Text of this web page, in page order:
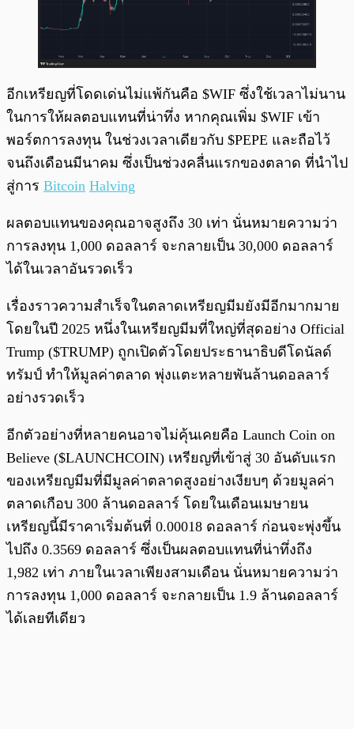
อีกเหรียญที่โดดเด่นไม่แพ้กันคือ $WIF ซึ่งใช้เวลาไม่นาน
ในการให้ผลตอบแทนที่น่าทึ่ง หากคุณเพิ่ม $WIF เข้า
พอร์ตการลงทุน ในช่วงเวลาเดียวกับ $PEPE และถือไว้
จนถึงเดือนมีนาคม ซึ่งเป็นช่วงคลื่นแรกของตลาด ที่นำไป
สู่การ Bitcoin Halving
ผลตอบแทนของคุณอาจสูงถึง 30 เท่า นั่นหมายความว่า
การลงทุน 1,000 ดอลลาร์ จะกลายเป็น 30,000 ดอลลาร์
ได้ในเวลาอันรวดเร็ว
เรื่องราวความสำเร็จในตลาดเหรียญมีมยังมีอีกมากมาย
โดยในปี 2025 หนึ่งในเหรียญมีมที่ใหญ่ที่สุดอย่าง Official
Trump ($TRUMP) ถูกเปิดตัวโดยประธานาธิบดีโดนัลด์
ทรัมป์ ทำให้มูลค่าตลาด พุ่งแตะหลายพันล้านดอลลาร์
อย่างรวดเร็ว
อีกตัวอย่างที่หลายคนอาจไม่คุ้นเคยคือ Launch Coin on
Believe ($LAUNCHCOIN) เหรียญที่เข้าสู่ 30 อันดับแรก
ของเหรียญมีมที่มีมูลค่าตลาดสูงอย่างเงียบๆ ด้วยมูลค่า
ตลาดเกือบ 300 ล้านดอลลาร์ โดยในเดือนเมษายน
เหรียญนี้มีราคาเริ่มต้นที่ 0.00018 ดอลลาร์ ก่อนจะพุ่งขึ้น
ไปถึง 0.3569 ดอลลาร์ ซึ่งเป็นผลตอบแทนที่น่าทึ่งถึง
1,982 เท่า ภายในเวลาเพียงสามเดือน นั่นหมายความว่า
การลงทุน 1,000 ดอลลาร์ จะกลายเป็น 1.9 ล้านดอลลาร์
ได้เลยทีเดียว